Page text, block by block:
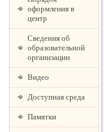
оформления в
центр
Сведения об
образовательной
организации
Видео
Доступная среда
Памятки